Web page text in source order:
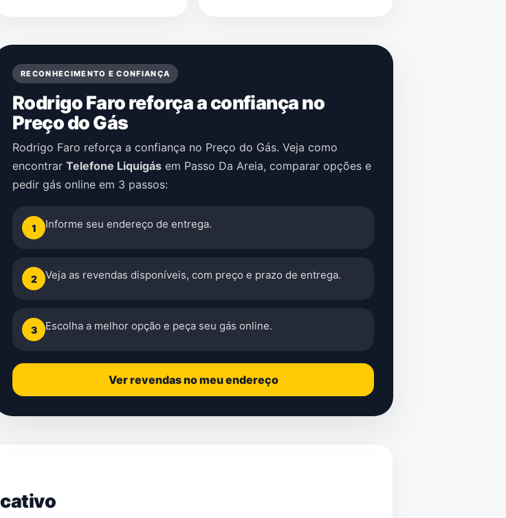
RECONHECIMENTO E CONFIANÇA
Rodrigo Faro reforça a confiança no
Preço do Gás
Rodrigo Faro reforça a confiança no Preço do Gás. Veja como
encontrar Telefone Liquigás em Passo Da Areia, comparar opções e
pedir gás online em 3 passos:
1 Informe seu endereço de entrega.
2 Veja as revendas disponíveis, com preço e prazo de entrega.
3 Escolha a melhor opção e peça seu gás online.
Ver revendas no meu endereço